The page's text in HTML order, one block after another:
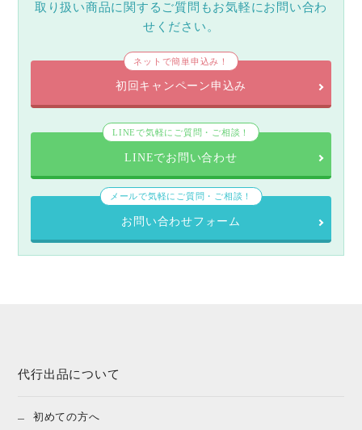
取り扱い商品に関するご質問もお気軽にお問い合わ
せください。
ネットで簡単申込み！
初回キャンペーン申込み
LINEで気軽にご質問・ご相談！
LINEでお問い合わせ
メールで気軽にご質問・ご相談！
お問い合わせフォーム
代行出品について
初めての方へ